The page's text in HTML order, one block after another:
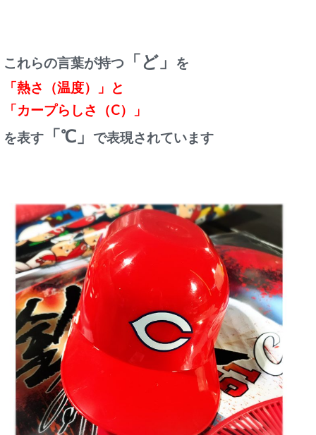
これらの言葉が持つ 「ど」
を
「熱さ（温度）」と
「カープらしさ（C）」
を表す
「℃」 で表現されています